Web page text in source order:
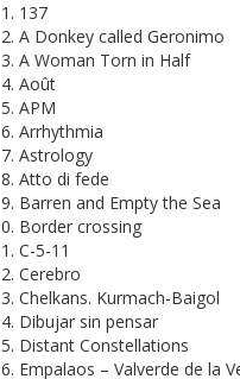
137
A Donkey called Geronimo
A Woman Torn in Half
Août
APM
Arrhythmia
Astrology
Atto di fede
Barren and Empty the Sea
Border crossing
C-5-11
Cerebro
Chelkans. Kurmach-Baigol
Dibujar sin pensar
Distant Constellations
Empalaos – Valverde de la